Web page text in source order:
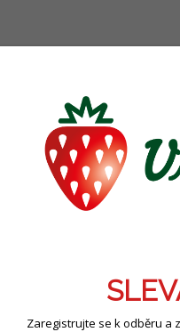
Podobné (4)
i květinové záhony.
, takže se
Zaregistrujte se k odběru a